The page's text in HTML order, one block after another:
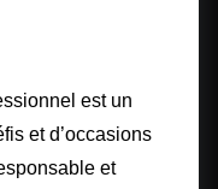
est un
et d’occasions
et